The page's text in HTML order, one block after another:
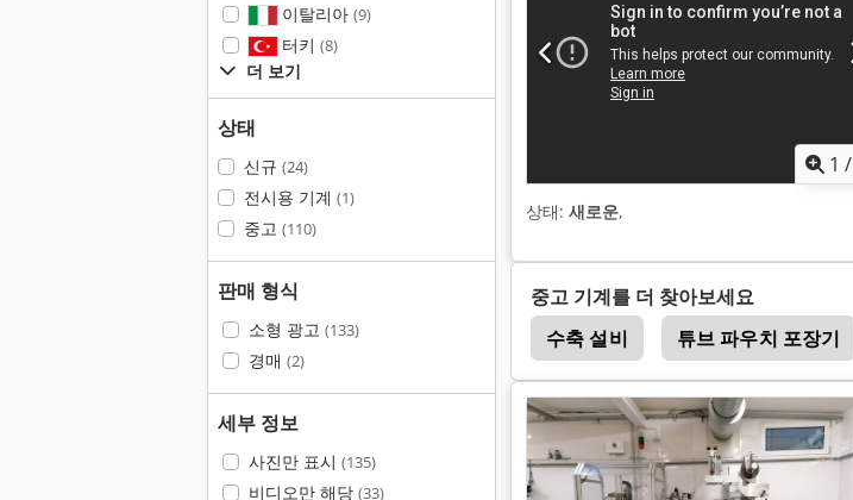
이탈리아 (9)
터키 (8)
더 보기
상태
신규 (24)
전시용 기계 (1)
중고 (110)
판매 형식
소형 광고 (133)
경매 (2)
세부 정보
사진만 표시 (135)
비디오만 해당 (33)
1 /
상태: 새로운,
중고 기계를 더 찾아보세요
수축 설비
튜브 파우치 포장기
가방 포장 기계 Nordson